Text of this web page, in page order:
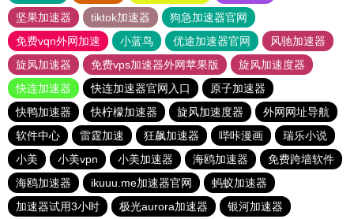
坚果加速器
tiktok加速器
狗急加速器官网
免费vqn外网加速
小蓝鸟 优途加速器官网
风驰加速器
旋风加速器
免费vps加速器外网苹果版
旋风加速度器
快连加速器
快连加速器官网入口
原子加速器
快鸭加速器
快柠檬加速器 旋风加速度器
外网网址导航
软件中心
雷霆加速 狂飙加速器 哔咔漫画
瑞乐小说
小美
小美vpn 小美加速器 海鸥加速器
免费跨墙软件
海鸥加速器
ikuuu.me加速器官网
蚂蚁加速器
加速器试用3小时
极光aurora加速器 银河加速器